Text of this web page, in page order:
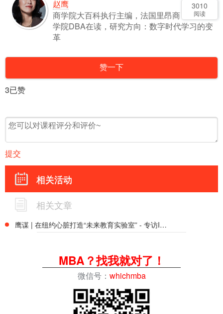
3010
阅读
赵鹰
商学院大百科执行主编，法国里昂商
学院DBA在读，研究方向：数字时代学习的变
革
赞一下
3已赞
提交
相关活动
相关文章
鹰谋 | 在纽约心脏打造“未来教育实验室” - 专访IE大学纽约校区：以地理优势与实践生态，回应高等教育的时代之问（上）
MBA？找我就对了！
微信号： whichmba